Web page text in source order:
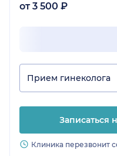
от 3 500 ₽
Прием гинеколога
Записаться
Клиника перезвонит